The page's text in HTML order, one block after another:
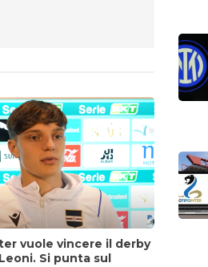
vuole vincere il derby
Si punta sul